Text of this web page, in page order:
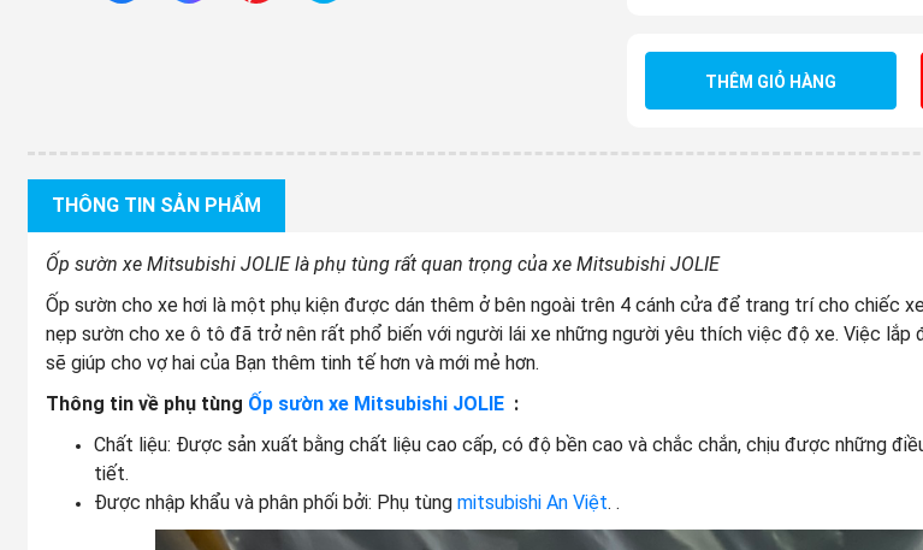
THÊM GIỎ HÀNG
THÔNG TIN SẢN PHẨM
Ốp sườn xe Mitsubishi JOLIE là phụ tùng rất quan trọng của xe Mitsubishi JOLIE
Ốp sườn cho xe hơi là một phụ kiện được dán thêm ở bên ngoài trên 4 cánh cửa để trang trí cho chiếc
nẹp sườn cho xe ô tô đã trở nên rất phổ biến với người lái xe những người yêu thích việc độ xe. Việc
sẽ giúp cho vợ hai của Bạn thêm tinh tế hơn và mới mẻ hơn.
Thông tin về phụ tùng Ốp sườn xe Mitsubishi JOLIE :
Chất liệu: Được sản xuất bằng chất liệu cao cấp, có độ bền cao và chắc chắn, chịu được những
tiết.
Được nhập khẩu và phân phối bởi: Phụ tùng mitsubishi An Việt. .